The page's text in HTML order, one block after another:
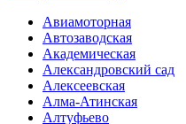
Авиамоторная
Автозаводская
Академическая
Александровский сад
Алексеевская
Алма-Атинская
Алтуфьево